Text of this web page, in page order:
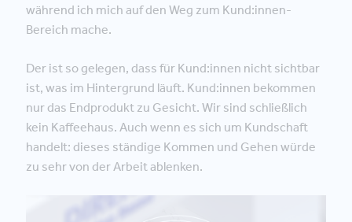
während ich mich auf den Weg zum Kund:innen-
Bereich mache.
Der ist so gelegen, dass für Kund:innen nicht sichtbar
ist, was im Hintergrund läuft. Kund:innen bekommen
nur das Endprodukt zu Gesicht. Wir sind schließlich
kein Kaffeehaus. Auch wenn es sich um Kundschaft
handelt: dieses ständige Kommen und Gehen würde
zu sehr von der Arbeit ablenken.